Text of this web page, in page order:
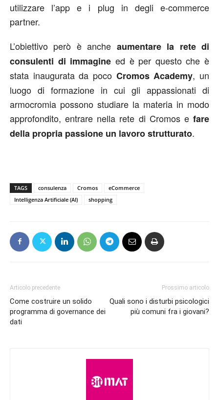
utilizzare l’app e i plug in degli e-commerce
partner.
L’obiettivo però è anche aumentare la rete di
consulenti di immagine ed è per questo che è
stata inaugurata da poco Cromos Academy, un
luogo di formazione in cui gli appassionati di
armocromia possono studiare la materia in modo
approfondito, entrare nella rete di Cromos e fare
della propria passione un lavoro strutturato.
TAGS consulenza Cromos
eCommerce
Intelligenza Artificiale (AI)
shopping
Articolo precedente
Come costruire un solido
programma di governance dei
dati
Prossimo articolo
Quali sono i disturbi psicologici
più comuni fra i giovani?